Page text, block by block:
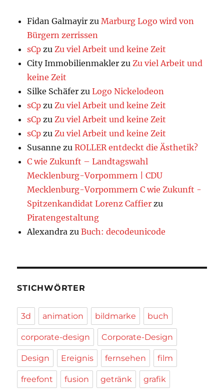
Fidan Galmayir zu Marburg Logo wird von
Bürgern zerrissen
sCp zu Zu viel Arbeit und keine Zeit
City Immobilienmakler zu Zu viel Arbeit und
keine Zeit
Silke Schäfer zuLogo Nickelodeon
sCp zu Zu viel Arbeit und keine Zeit
sCp zu Zu viel Arbeit und keine Zeit
sCp zu Zu viel Arbeit und keine Zeit
Susanne zuROLLER entdeckt die Ästhetik?
C wie Zukunft – Landtagswahl
Mecklenburg-Vorpommern | CDU
Mecklenburg-Vorpommern C wie Zukunft -
Spitzenkandidat Lorenz Caffier zu
Piratengestaltung
Alexandra zuBuch: decodeunicode
STICHWÖRTER
3d animation bildmarke buch
corporate-design Corporate-Design
Design Ereignis fernsehen film
freefont fusion getränk grafik